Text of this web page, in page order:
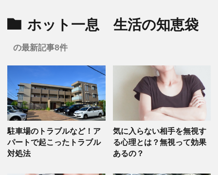
ホット一息 生活の知恵袋
の最新記事8件
駐車場のトラブルなど！ア
パートで起こったトラブル
対処法
気に入らない相手を無視す
る心理とは？無視って効果
あるの？